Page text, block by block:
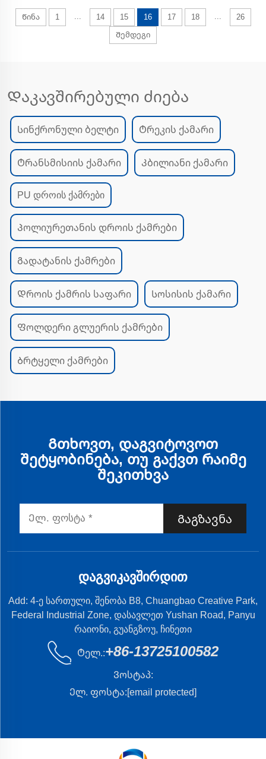
დამუშავების აღჭურვილობის საჭიროებებისთვის. O...
Წინა 1 ... 14 15 16 17 18 ...
26
Შემდეგი
Დაკავშირებული ძიება
Სინქრონული ბელტი Ტრეკის ქამარი
Ტრანსმისიის ქამარი Კბილიანი ქამარი
PU დროის ქამრები
Პოლიურეთანის დროის ქამრები
Გადატანის ქამრები
Დროის ქამრის საფარი Სოსისის ქამარი
Ფოლდერი გლუერის ქამრები
Ბრტყელი ქამრები
Გთხოვთ, დაგვიტოვოთ
შეტყობინება, თუ გაქვთ რაიმე
შეკითხვა
Გაგზავნა
ᲓᲐᲒᲕᲘᲙᲐᲕᲨᲘᲠᲓᲘᲗ
Add: 4-ე სართული, შენობა B8, Chuangbao Creative Park,
Federal Industrial Zone, დასავლეთ Yushan Road, Panyu
რაიონი, გუანგზოუ, ჩინეთი
Ტელ.:+86-13725100582
Ვოსტაპ:
Ელ. ფოსტა:[email protected]